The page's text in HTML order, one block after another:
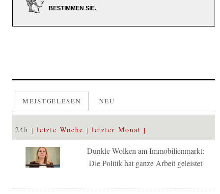
BESTIMMEN SIE.
MEISTGELESEN NEU
24h letzte Woche letzter Monat
Dunkle Wolken am Immobilienmarkt:
Die Politik hat ganze Arbeit geleistet